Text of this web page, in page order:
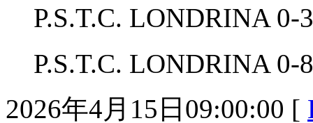
P.S.T.C. LONDRINA
P.S.T.C. LONDRINA 0-
2026年4月15日09:00:00 [